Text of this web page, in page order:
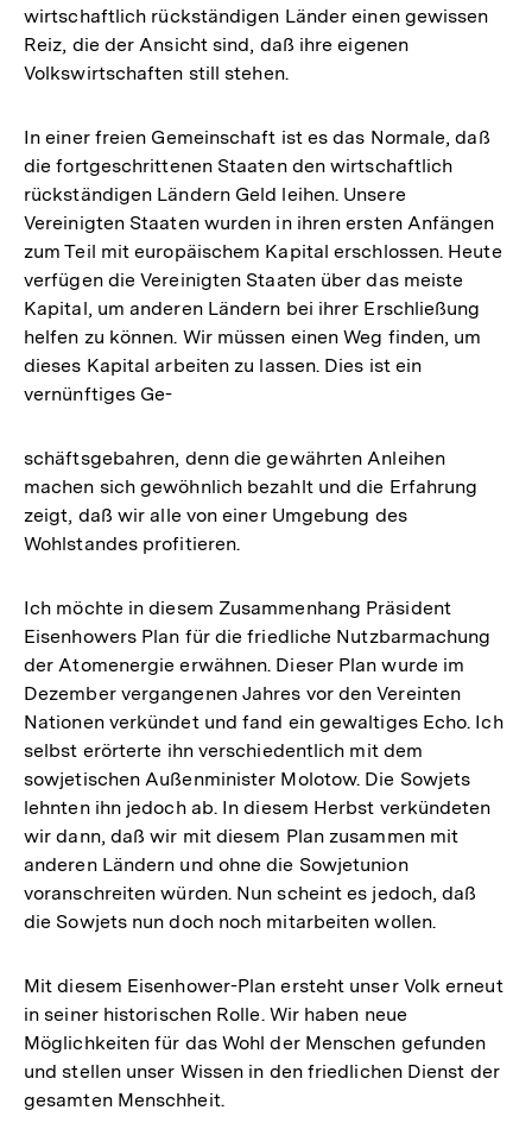
wirtschaftlich rückständigen Länder einen gewissen
Reiz, die der Ansicht sind, daß ihre eigenen
Volkswirtschaften still stehen.
In einer freien Gemeinschaft ist es das Normale, daß
die fortgeschrittenen Staaten den wirtschaftlich
rückständigen Ländern Geld leihen. Unsere
Vereinigten Staaten wurden in ihren ersten Anfängen
zum Teil mit europäischem Kapital erschlossen. Heute
verfügen die Vereinigten Staaten über das meiste
Kapital, um anderen Ländern bei ihrer Erschließung
helfen zu können. Wir müssen einen Weg finden, um
dieses Kapital arbeiten zu lassen. Dies ist ein
vernünftiges Ge-
schäftsgebahren, denn die gewährten Anleihen
machen sich gewöhnlich bezahlt und die Erfahrung
zeigt, daß wir alle von einer Umgebung des
Wohlstandes profitieren.
Ich möchte in diesem Zusammenhang Präsident
Eisenhowers Plan für die friedliche Nutzbarmachung
der Atomenergie erwähnen. Dieser Plan wurde im
Dezember vergangenen Jahres vor den Vereinten
Nationen verkündet und fand ein gewaltiges Echo. Ich
selbst erörterte ihn verschiedentlich mit dem
sowjetischen Außenminister Molotow. Die Sowjets
lehnten ihn jedoch ab. In diesem Herbst verkündeten
wir dann, daß wir mit diesem Plan zusammen mit
anderen Ländern und ohne die Sowjetunion
voranschreiten würden. Nun scheint es jedoch, daß
die Sowjets nun doch noch mitarbeiten wollen.
Mit diesem Eisenhower-Plan ersteht unser Volk erneut
in seiner historischen Rolle. Wir haben neue
Möglichkeiten für das Wohl der Menschen gefunden
und stellen unser Wissen in den friedlichen Dienst der
gesamten Menschheit.